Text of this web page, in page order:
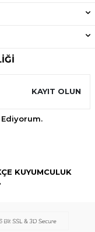
KAYIT OLUN
KUYUMCULUK